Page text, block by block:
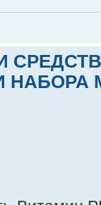
НАБОРА